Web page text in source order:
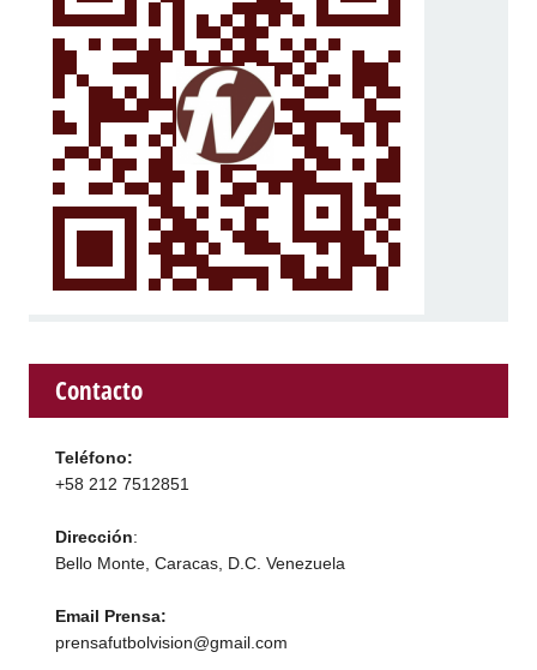
Contacto
Teléfono:
+58 212 7512851
Dirección:
Bello Monte, Caracas, D.C. Venezuela
Email Prensa:
prensafutbolvision@gmail.com